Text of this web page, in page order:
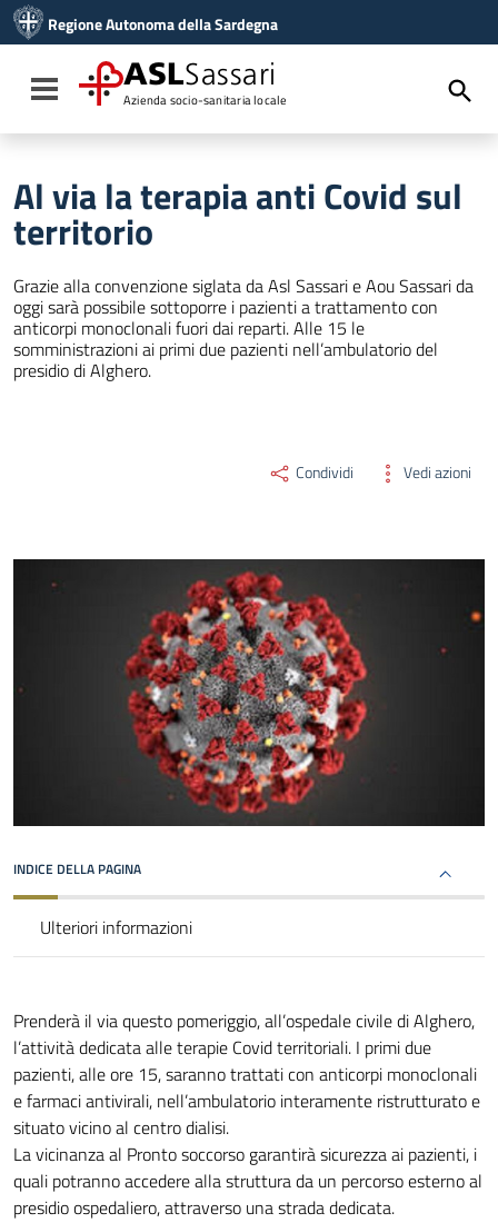
Vai al menu di navigazione
Vai al footer
Regione Autonoma della Sardegna
Toggle navigation
ASLSassari
Azienda socio-sanitaria locale
Al via la terapia anti Covid sul
territorio
Grazie alla convenzione siglata da Asl Sassari e Aou Sassari da
oggi sarà possibile sottoporre i pazienti a trattamento con
anticorpi monoclonali fuori dai reparti. Alle 15 le
somministrazioni ai primi due pazienti nell’ambulatorio del
presidio di Alghero.
Condividi Vedi azioni
INDICE DELLA PAGINA
Ulteriori informazioni
Prenderà il via questo pomeriggio, all’ospedale civile di Alghero,
l’attività dedicata alle terapie Covid territoriali. I primi due
pazienti, alle ore 15, saranno trattati con anticorpi monoclonali
e farmaci antivirali, nell’ambulatorio interamente ristrutturato e
situato vicino al centro dialisi.
La vicinanza al Pronto soccorso garantirà sicurezza ai pazienti, i
quali potranno accedere alla struttura da un percorso esterno al
presidio ospedaliero, attraverso una strada dedicata.